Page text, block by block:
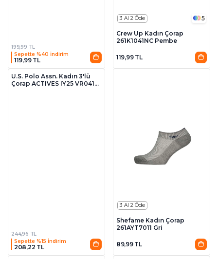
199,99 TL
Sepette %40 İndirim
119,99 TL
3 Al 2 Öde 5
Crew Up Kadın Çorap
261K1041NC Pembe
119,99 TL
2
U.S. Polo Assn. Kadın 3'lü
Çorap ACTIVES IY25 VR041
244,96 TL
Sepette %15 İndirim
208,22 TL
3 Al 2 Öde
Shefame Kadın Çorap
261AYT7011 Gri
89,99 TL
2